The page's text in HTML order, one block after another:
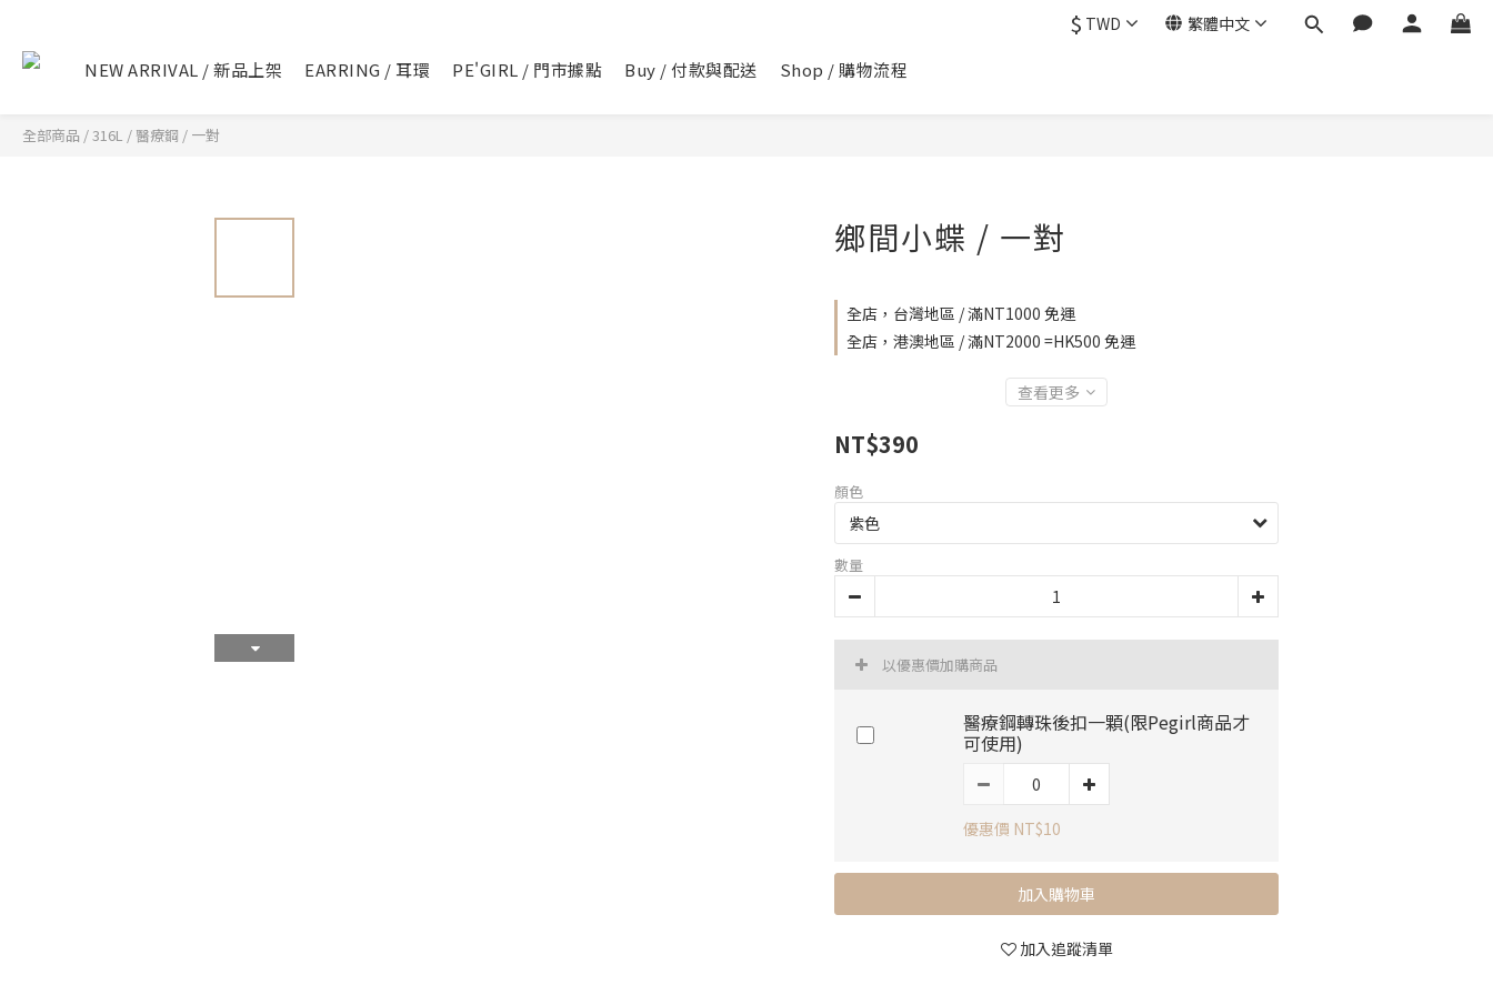
$ TWD 繁體中文
NEW ARRIVAL / 新品上架 EARRING / 耳環 PE'GIRL / 門市據點 Buy / 付款與配送 Shop / 購物流程
全部商品 /316L / 醫療鋼 / 一對
鄉間小蝶 / 一對
全店，台灣地區 / 滿NT1000 免運
全店，港澳地區 / 滿NT2000 =HK500 免運
查看更多
NT$390
顏色
數量
以優惠價加購商品
醫療鋼轉珠後扣一顆(限Pegirl商品才
可使用)
優惠價 NT$10
加入購物車
加入追蹤清單